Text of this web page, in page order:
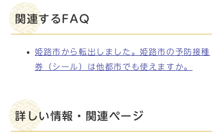
関連するFAQ
姫路市から転出しました。姫路市の予防接種
券（シール）は他都市でも使えますか。
詳しい情報・関連ページ